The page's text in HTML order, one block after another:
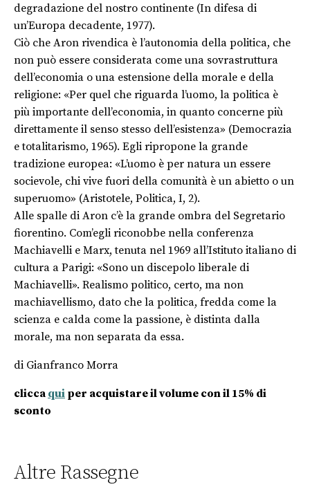
degradazione del nostro continente (In difesa di
un’Europa decadente, 1977).
Ciò che Aron rivendica è l’autonomia della politica, che
non può essere considerata come una sovrastruttura
dell’economia o una estensione della morale e della
religione: «Per quel che riguarda l’uomo, la politica è
più importante dell’economia, in quanto concerne più
direttamente il senso stesso dell’esistenza» (Democrazia
e totalitarismo, 1965). Egli ripropone la grande
tradizione europea: «L’uomo è per natura un essere
socievole, chi vive fuori della comunità è un abietto o un
superuomo» (Aristotele, Politica, I, 2).
Alle spalle di Aron c’è la grande ombra del Segretario
fiorentino. Com’egli riconobbe nella conferenza
Machiavelli e Marx, tenuta nel 1969 all’Istituto italiano di
cultura a Parigi: «Sono un discepolo liberale di
Machiavelli». Realismo politico, certo, ma non
machiavellismo, dato che la politica, fredda come la
scienza e calda come la passione, è distinta dalla
morale, ma non separata da essa.
di Gianfranco Morra
clicca qui per acquistare il volume con il 15% di
sconto
Altre Rassegne